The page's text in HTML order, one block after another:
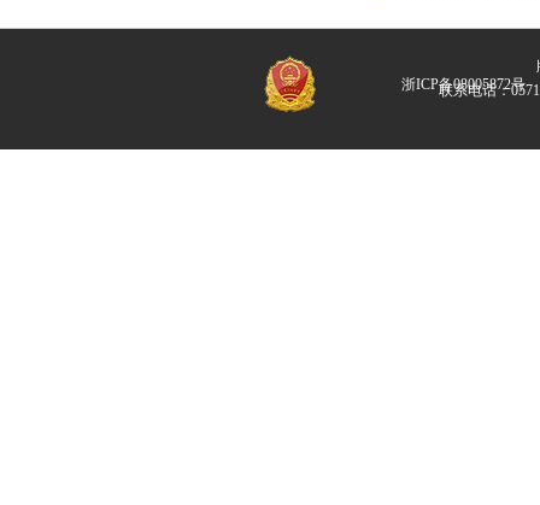
浙ICP备08005872号
联系电话：